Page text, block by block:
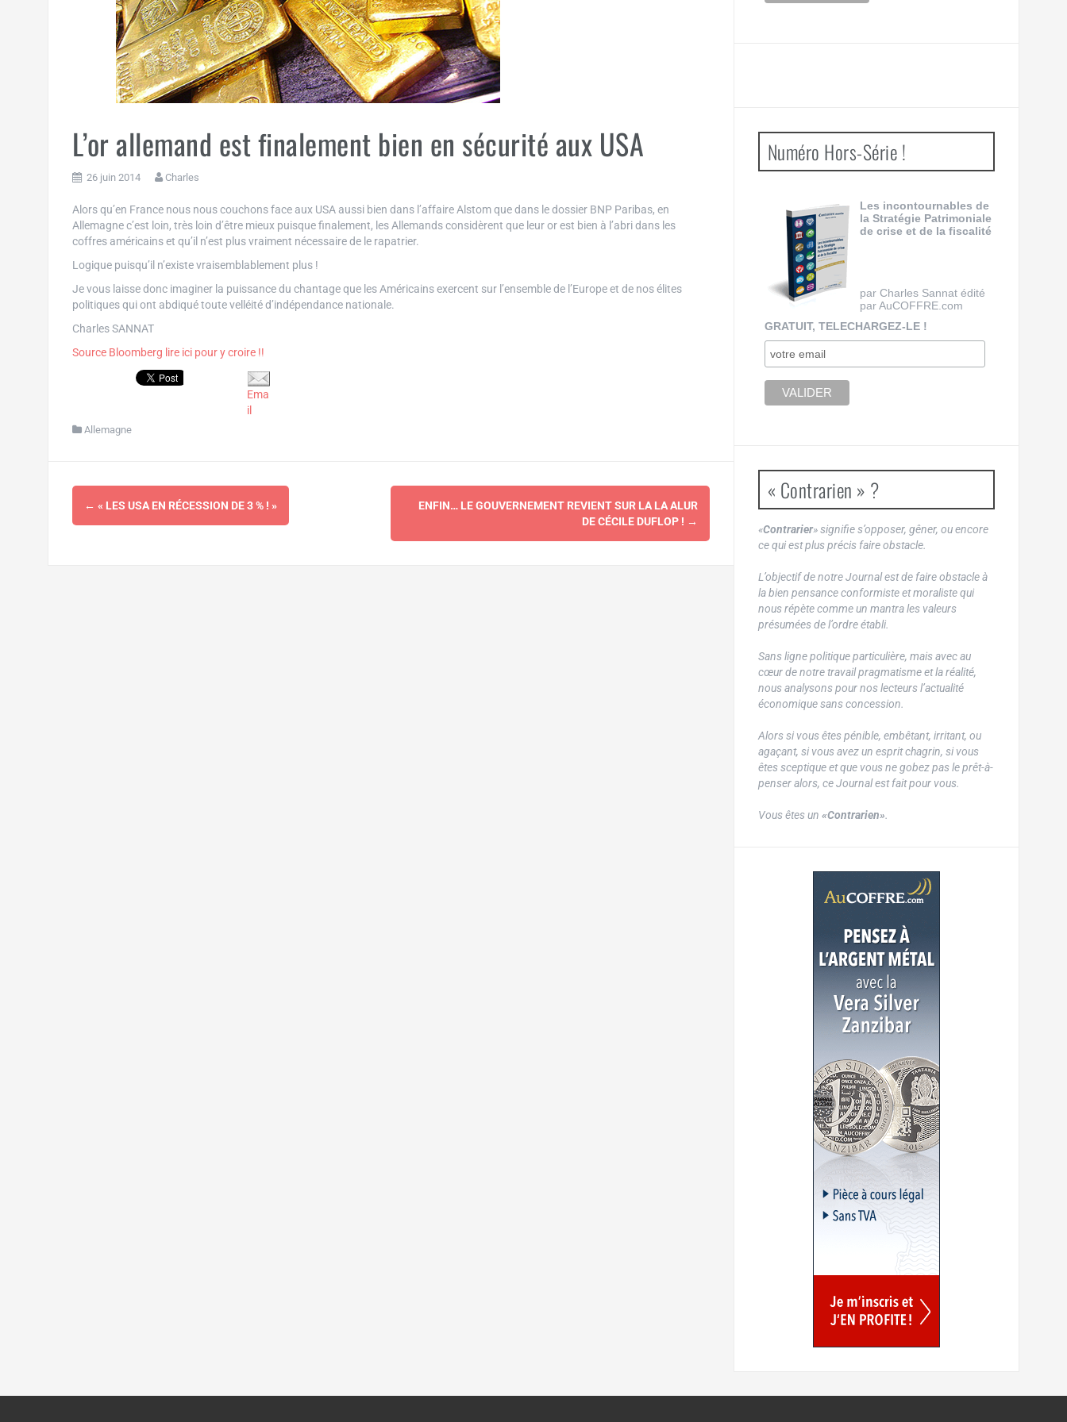
L’or allemand est finalement bien en sécurité aux USA
26 juin 2014 Charles
Alors qu’en France nous nous couchons face aux USA aussi bien dans l’affaire Alstom que dans le dossier BNP Paribas, en
Allemagne c’est loin, très loin d’être mieux puisque finalement, les Allemands considèrent que leur or est bien à l’abri dans les
coffres américains et qu’il n’est plus vraiment nécessaire de le rapatrier.
Logique puisqu’il n’existe vraisemblablement plus !
Je vous laisse donc imaginer la puissance du chantage que les Américains exercent sur l’ensemble de l’Europe et de nos élites
politiques qui ont abdiqué toute velléité d’indépendance nationale.
Charles SANNAT
Source Bloomberg lire ici pour y croire !!
Ema
il
Allemagne
Navigation
d'article
← « LES USA EN RÉCESSION DE 3 % ! »
ENFIN… LE GOUVERNEMENT REVIENT SUR LA LA ALUR
DE CÉCILE DUFLOP ! →
Numéro Hors-Série !
Les incontournables de
la Stratégie Patrimoniale
de crise et de la fiscalité
par Charles Sannat édité
par AuCOFFRE.com
GRATUIT, TELECHARGEZ-LE !
« Contrarien » ?
«Contrarier» signifie s’opposer, gêner, ou encore
ce qui est plus précis faire obstacle.
L’objectif de notre Journal est de faire obstacle à
la bien pensance conformiste et moraliste qui
nous répète comme un mantra les valeurs
présumées de l’ordre établi.
Sans ligne politique particulière, mais avec au
cœur de notre travail pragmatisme et la réalité,
nous analysons pour nos lecteurs l’actualité
économique sans concession.
Alors si vous êtes pénible, embêtant, irritant, ou
agaçant, si vous avez un esprit chagrin, si vous
êtes sceptique et que vous ne gobez pas le prêt-à-
penser alors, ce Journal est fait pour vous.
Vous êtes un «Contrarien».